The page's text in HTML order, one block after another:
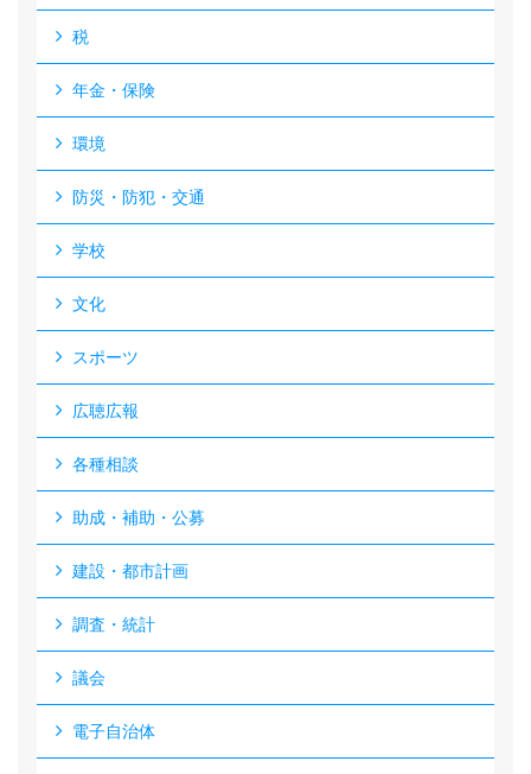
税
年金・保険
環境
防災・防犯・交通
学校
文化
スポーツ
広聴広報
各種相談
助成・補助・公募
建設・都市計画
調査・統計
議会
電子自治体